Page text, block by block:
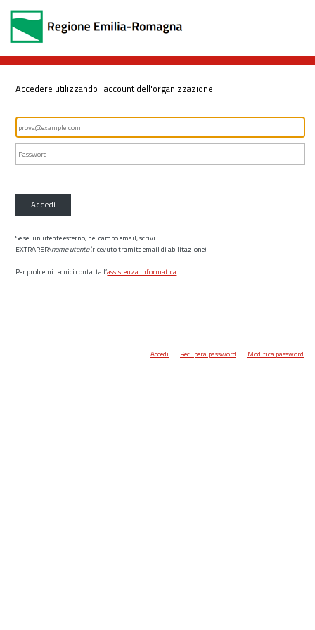
Accedere utilizzando l'account dell'organizzazione
Accedi
Se sei un utente esterno, nel campo email, scrivi
EXTRARER\nome utente(ricevuto tramite email di abilitazione)
Per problemi tecnici contatta l’assistenza informatica.
Accedi Recupera password Modifica password